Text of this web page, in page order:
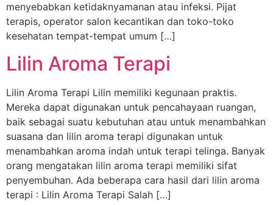
menyebabkan ketidaknyamanan atau infeksi. Pijat
terapis, operator salon kecantikan dan toko-toko
kesehatan tempat-tempat umum […]
Lilin Aroma Terapi
Lilin Aroma Terapi Lilin memiliki kegunaan praktis.
Mereka dapat digunakan untuk pencahayaan ruangan,
baik sebagai suatu kebutuhan atau untuk menambahkan
suasana dan lilin aroma terapi digunakan untuk
menambahkan aroma indah untuk terapi telinga. Banyak
orang mengatakan lilin aroma terapi memiliki sifat
penyembuhan. Ada beberapa cara hasil dari lilin aroma
terapi : Lilin Aroma Terapi Salah […]